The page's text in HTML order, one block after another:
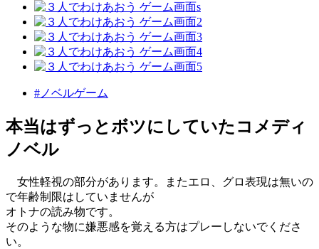
#ノベルゲーム
本当はずっとボツにしていたコメディ
ノベル
女性軽視の部分があります。またエロ、グロ表現は無いの
で年齢制限はしていませんが
オトナの読み物です。
そのような物に嫌悪感を覚える方はプレーしないでくださ
い。